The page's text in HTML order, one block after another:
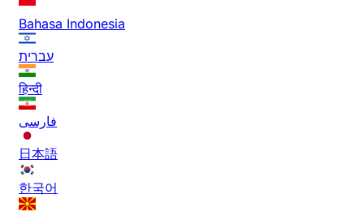
Bahasa Indonesia
עברית
हिन्दी
فارسی
日本語
한국어